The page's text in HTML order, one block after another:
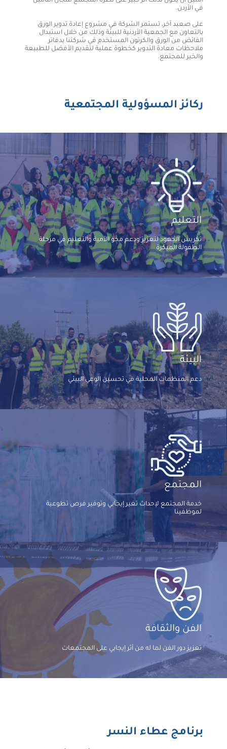
في الأردن.
على صعيد آخر، تستمر الشركة في مشروع إعادة تدوير الورق
بالتعاون مع الجمعية الأردنية للبيئة وذلك من خلال استبدال
الفائض من الورق والكرتون المستخدم في شركتنا بدفاتر
ملاحظات معادة التدوير كخطوة عملية لتقديم الأفضل للطبيعة
والخير للمجتمع.
ركائز المسؤولية المجتمعية
التعليم
تكريس الجهود لتعزيز ودعم محو الأمية والتعليم في مرحلة
الطفولة المبكرة
البيئة
دعم المنظمات المحلية في تحسين الوعي البيئي
المجتمع
خدمة المجتمع لإحداث تغير إيجابي وتوفير فرص تطوعية
لموظفينا
الفن والثقافة
تعزيز دور الفن لما له من أثر إيجابي على المجتمعات
برنامج عطاء النسر